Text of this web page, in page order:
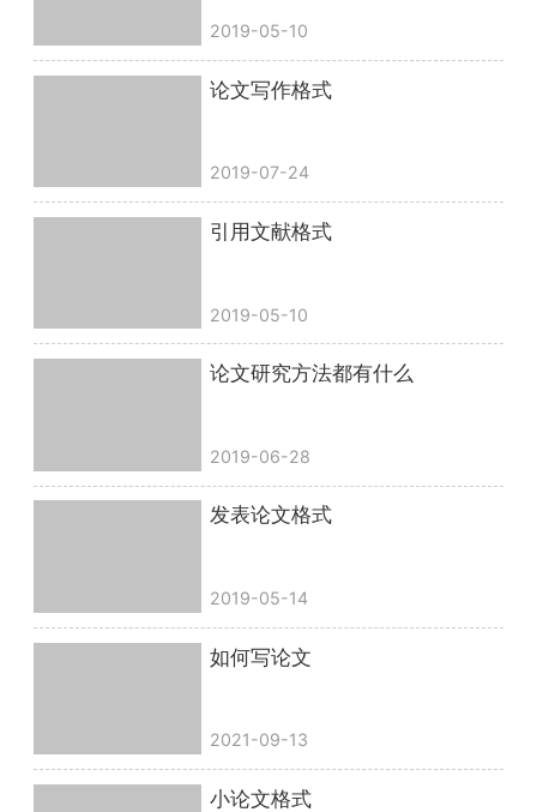
2019-05-10
论文写作格式
2019-07-24
引用文献格式
2019-05-10
论文研究方法都有什么
2019-06-28
发表论文格式
2019-05-14
如何写论文
2021-09-13
小论文格式